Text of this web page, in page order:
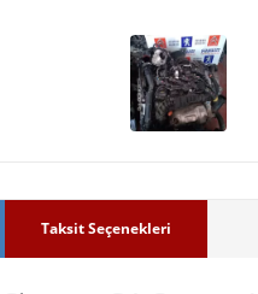
Taksit Seçenekleri